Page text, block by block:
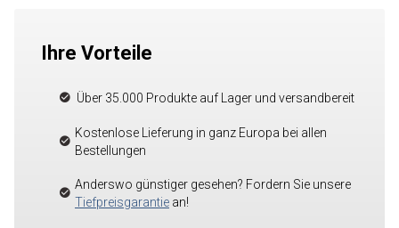
Ihre Vorteile
Über 35.000 Produkte auf Lager und versandbereit
Kostenlose Lieferung in ganz Europa bei allen
Bestellungen
Anderswo günstiger gesehen? Fordern Sie unsere
Tiefpreisgarantie an!